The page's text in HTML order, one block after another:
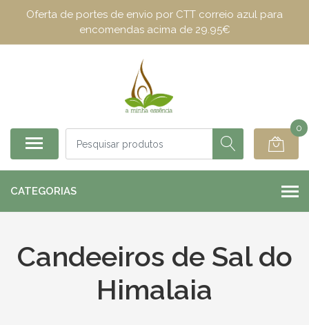
Oferta de portes de envio por CTT correio azul para
encomendas acima de 29.95€
0
CATEGORIAS
Candeeiros de Sal do
Himalaia